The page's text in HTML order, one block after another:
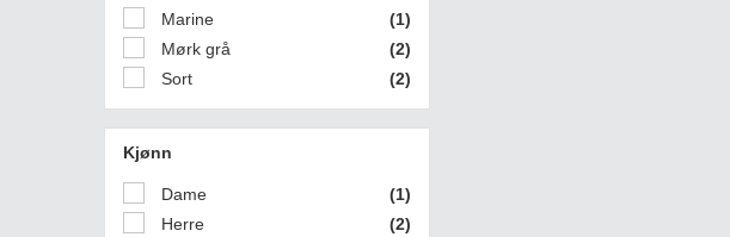
Marine
(1)
Mørk grå
(2)
Sort
(2)
Kjønn
Dame
(1)
Herre
(2)